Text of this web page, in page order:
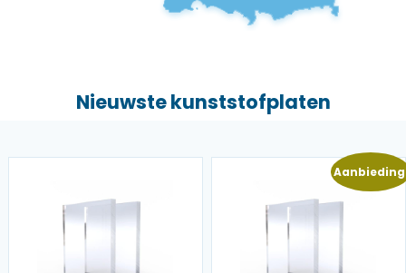
Nieuwste kunststofplaten